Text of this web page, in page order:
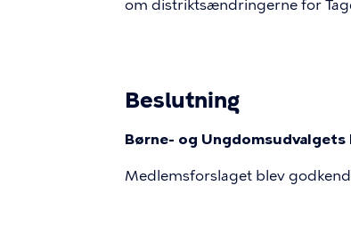
om distriktsændringerne for
Beslutning
Børne- og
Medlemsforslaget blev